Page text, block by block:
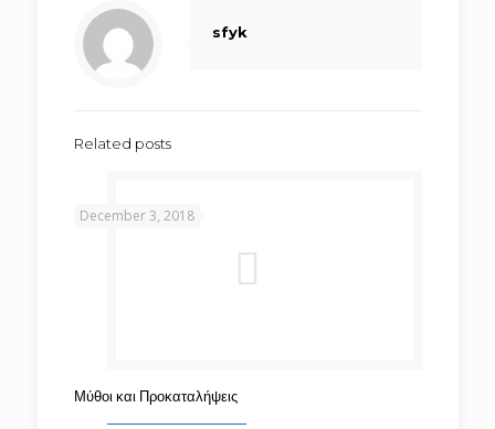
sfyk
Related posts
December 3, 2018
Μύθοι και Προκαταλήψεις